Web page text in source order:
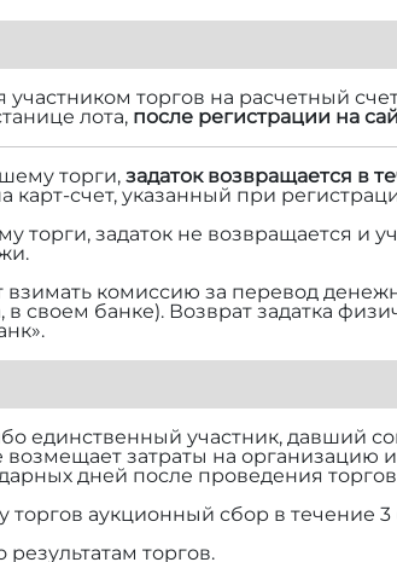
участником торгов на расчетный
лота, после регистрации на
торги, задаток возвращается в
карт-счет, указанный при
торги, задаток не возвращается и
взимать комиссию за перевод
в своем банке). Возврат задатка
единственный участник, давший
возмещает затраты на организацию
дней после проведения
торгов аукционный сбор в течение
торгов.